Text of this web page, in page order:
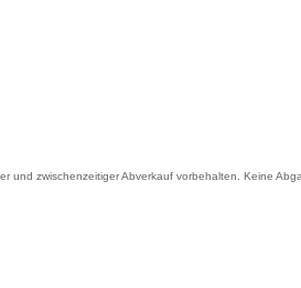
und zwischenzeitiger Abverkauf vorbehalten. Keine